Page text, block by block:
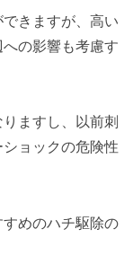
きますが、高い
の影響も考慮す
ますし、以前刺
ョックの危険性
めのハチ駆除の